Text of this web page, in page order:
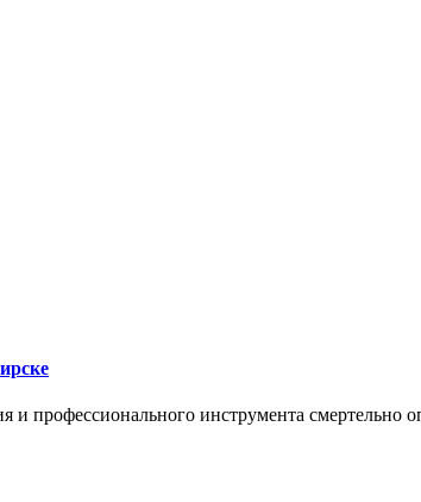
и профессионального инструмента смертельно